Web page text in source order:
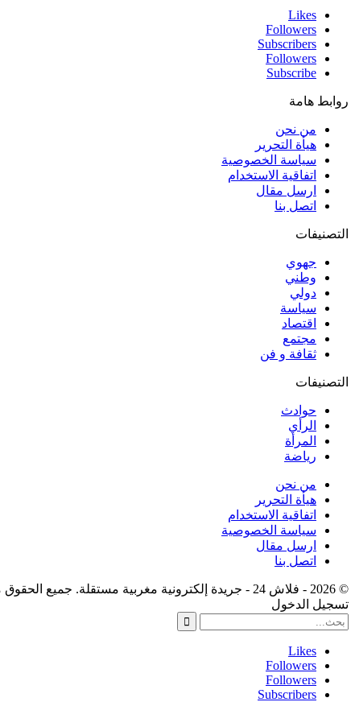
Likes
Followers
Subscribers
Followers
Subscribe
روابط هامة
من نحن
هيأة التحرير
سياسة الخصوصية
اتفاقية الاستخدام
ارسل مقال
اتصل بنا
التصنيفات
جهوي
وطني
دولي
سياسة
اقتصاد
مجتمع
ثقافة و فن
التصنيفات
حوادث
الرأي
المرأة
رياضة
من نحن
هيأة التحرير
اتفاقية الاستخدام
سياسة الخصوصية
ارسل مقال
اتصل بنا
© 2026 - فلاش 24 - جريدة إلكترونية مغربية مستقلة. جميع الحقوق محفوظة.
تسجيل الدخول
Likes
Followers
Followers
Subscribers